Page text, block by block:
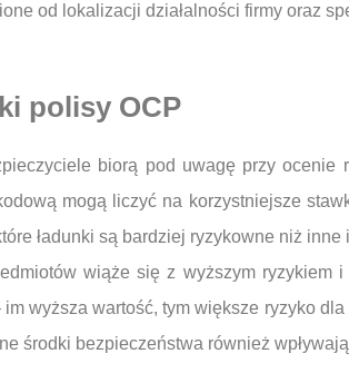
od lokalizacji działalności firmy oraz
polisy OCP
biorą pod uwagę przy ocenie
mogą liczyć na korzystniejsze
ładunki są bardziej ryzykowne niż inne
wiąże się z wyższym ryzykiem
wyższa wartość, tym większe ryzyko
bezpieczeństwa również